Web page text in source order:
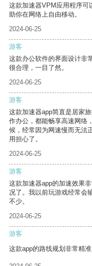
这款加速器VPM应用程序可
助你在网络上自由移动。
2024-06-25
游客
这款办公软件的界面设计非
很合理，一目了然。
2024-06-25
游客
这款加速器app简直是居家
作办公，都能畅享高速网络
候，经常因为网速慢而无法
用担心了。
2024-06-25
游客
这款加速器app的加速效果
况了。我以前玩游戏经常会
不少。
2024-06-25
游客
这款app的路线规划非常精